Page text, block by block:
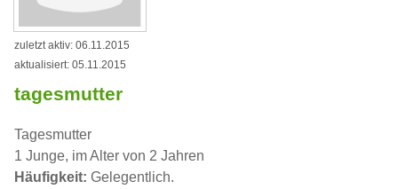
zuletzt aktiv: 06.11.2015
aktualisiert: 05.11.2015
tagesmutter
Tagesmutter
1 Junge, im Alter von 2 Jahren
Häufigkeit: Gelegentlich.